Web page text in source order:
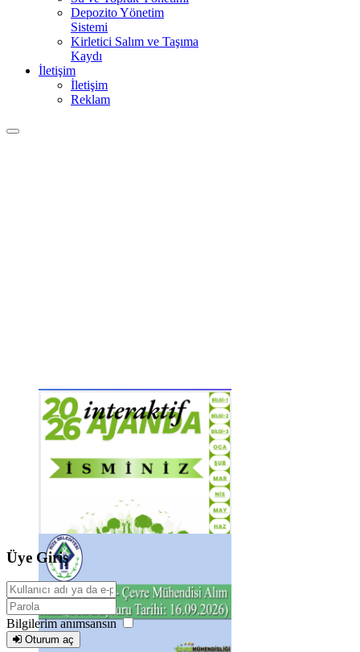
Depozito Yönetim
Sistemi
Kirletici Salım ve Taşıma
Kaydı
İletişim
İletişim
Reklam
Üye Giriş
Bilgilerim anımsansın
Oturum aç